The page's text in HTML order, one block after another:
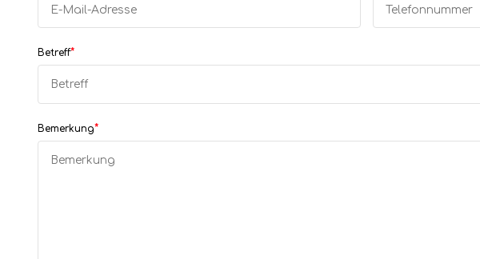
Betreff*
Bemerkung*